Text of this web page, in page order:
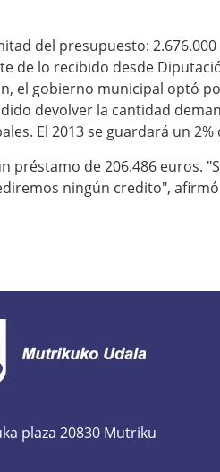
del presupuesto:
de lo recibido desde
el gobierno municipal optó
devolver la cantidad
El 2013 se guardará un
préstamo de 206.486 euros.
ningún credito", afirmó
plaza 20830 Mutriku